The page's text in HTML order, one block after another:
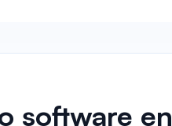
software en